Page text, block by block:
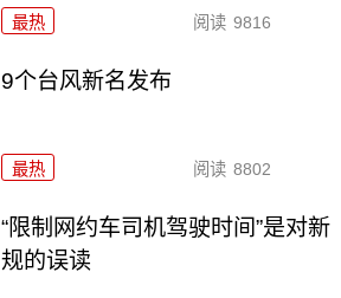
最热 阅读 9816
9个台风新名发布
最热 阅读 8802
“限制网约车司机驾驶时间”是对新
规的误读